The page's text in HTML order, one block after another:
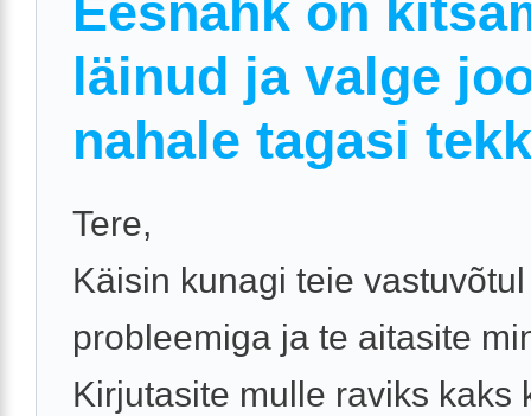
Eesnahk on
läinud ja valge
nahale tagasi
Tere,
Käisin kunagi teie
probleemiga ja te aitasite
Kirjutasite mulle raviks kaks